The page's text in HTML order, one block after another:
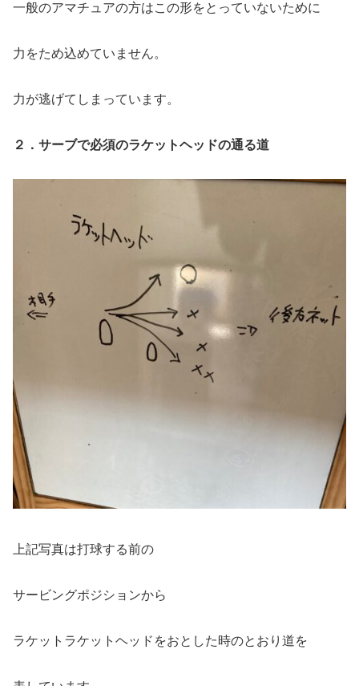
一般のアマチュアの方はこの形をとっていないために
力をため込めていません。
力が逃げてしまっています。
２．サーブで必須のラケットヘッドの通る道
上記写真は打球する前の
サービングポジションから
ラケットラケットヘッドをおとした時のとおり道を